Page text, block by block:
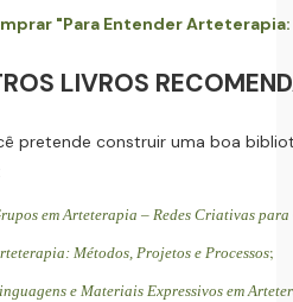
"Para Entender
LIVROS
pretende construir uma boa
em Arteterapia – Redes Criativas
Métodos, Projetos e Processos;
e Materiais Expressivos em